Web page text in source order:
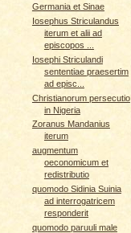
Germania et Sinae
Iosephus Striculandus
iterum et alii ad
episcopos ...
Iosephi Striculandi
sententiae praesertim
ad episc...
Christianorum persecutio
in Nigeria
Zoranus Mandanius
iterum
augmentum
oeconomicum et
redistributio
quomodo Sidinia Suinia
ad interrogatricem
responderit
quomodo paruuli male